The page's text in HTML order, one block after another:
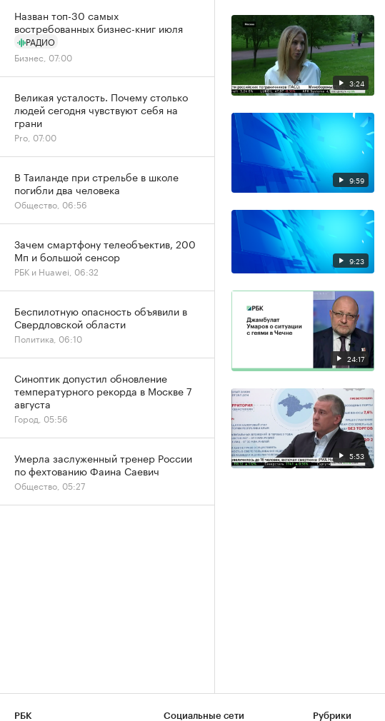
3:24
9:59
9:23
24:17
5:53
Назван топ-30 самых
востребованных бизнес-книг июля
РАДИО
Бизнес, 07:00
Великая усталость. Почему столько
людей сегодня чувствуют себя на
грани
Pro, 07:00
В Таиланде при стрельбе в школе
погибли два человека
Общество, 06:56
Зачем смартфону телеобъектив, 200
Мп и большой сенсор
РБК и Huawei, 06:32
Беспилотную опасность объявили в
Свердловской области
Политика, 06:10
Синоптик допустил обновление
температурного рекорда в Москве 7
августа
Город, 05:56
Умерла заслуженный тренер России
по фехтованию Фаина Саевич
Общество, 05:27
РБК Социальные сети Рубрики